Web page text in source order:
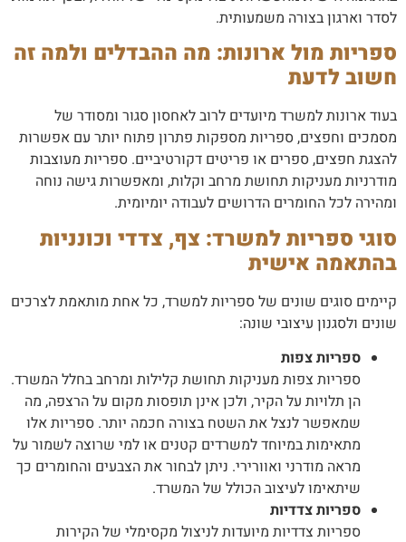
לסדר וארגון בצורה משמעותית.
ספריות מול ארונות: מה ההבדלים ולמה זה
חשוב לדעת
בעוד ארונות למשרד מיועדים לרוב לאחסון סגור ומסודר של
מסמכים וחפצים, ספריות מספקות פתרון פתוח יותר עם אפשרות
להצגת חפצים, ספרים או פריטים דקורטיביים. ספריות מעוצבות
מודרניות מעניקות תחושת מרחב וקלות, ומאפשרות גישה נוחה
ומהירה לכל החומרים הדרושים לעבודה יומיומית.
סוגי ספריות למשרד: צף, צדדי וכונניות
בהתאמה אישית
קיימים סוגים שונים של ספריות למשרד, כל אחת מותאמת לצרכים
שונים ולסגנון עיצובי שונה:
ספריות צפות
ספריות צפות מעניקות תחושת קלילות ומרחב בחלל המשרד.
הן תלויות על הקיר, ולכן אינן תופסות מקום על הרצפה, מה
שמאפשר לנצל את השטח בצורה חכמה יותר. ספריות אלו
מתאימות במיוחד למשרדים קטנים או למי שרוצה לשמור על
מראה מודרני ואוורירי. ניתן לבחור את הצבעים והחומרים כך
שיתאימו לעיצוב הכולל של המשרד.
ספריות צדדיות
ספריות צדדיות מיועדות לניצול מקסימלי של הקירות